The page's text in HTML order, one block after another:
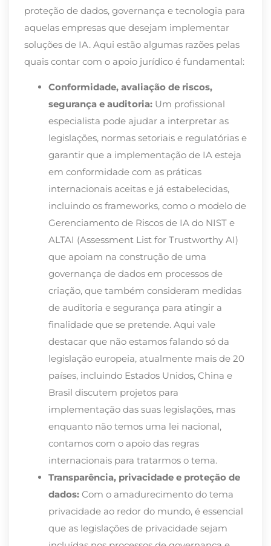
proteção de dados, governança e tecnologia para
aquelas empresas que desejam implementar
soluções de IA. Aqui estão algumas razões pelas
quais contar com o apoio jurídico é fundamental:
Conformidade, avaliação de riscos,
segurança e auditoria: Um profissional
especialista pode ajudar a interpretar as
legislações, normas setoriais e regulatórias e
garantir que a implementação de IA esteja
em conformidade com as práticas
internacionais aceitas e já estabelecidas,
incluindo os frameworks, como o modelo de
Gerenciamento de Riscos de IA do NIST e
ALTAI (Assessment List for Trustworthy AI)
que apoiam na construção de uma
governança de dados em processos de
criação, que também consideram medidas
de auditoria e segurança para atingir a
finalidade que se pretende. Aqui vale
destacar que não estamos falando só da
legislação europeia, atualmente mais de 20
países, incluindo Estados Unidos, China e
Brasil discutem projetos para
implementação das suas legislações, mas
enquanto não temos uma lei nacional,
contamos com o apoio das regras
internacionais para tratarmos o tema.
Transparência, privacidade e proteção de
dados: Com o amadurecimento do tema
privacidade ao redor do mundo, é essencial
que as legislações de privacidade sejam